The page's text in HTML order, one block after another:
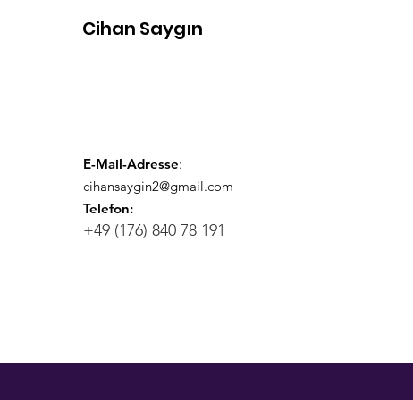
Cihan Saygın
E-Mail-Adresse:
cihansaygin2@gmail.com
Telefon:
+49 (176) 840 78 191